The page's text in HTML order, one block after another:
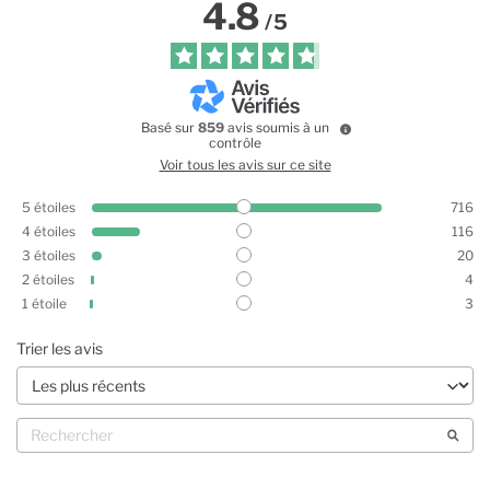
4.8/5
Basé sur 859 avis soumis à un
contrôle
Voir tous les avis sur ce site
5 étoiles
716
4 étoiles
116
3 étoiles
20
2 étoiles
4
1 étoile 3
Trier les avis